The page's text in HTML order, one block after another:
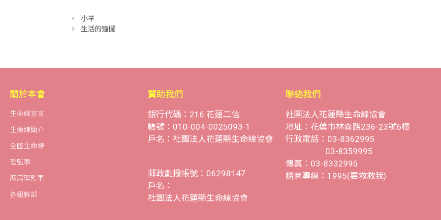
小羊
生活的鐘擺
關於本會
生命線宣言
生命線簡介
全國生命線
理監事
歷屆理監事
各組幹部
贊助我們
銀行代碼：216 花蓮二信
帳號：010-004-0025093-1
戶名：社團法人花蓮縣生命線協會
郵政劃撥帳號：06298147
戶名：
社團法人花蓮縣生命線協會
聯絡我們
社團法人花蓮縣生命線協會
地址：花蓮市林森路236-23號6樓
行政電話：03-8362995
03-8359995
傳真：03-8332995
諮商專線：1995(要救救我)